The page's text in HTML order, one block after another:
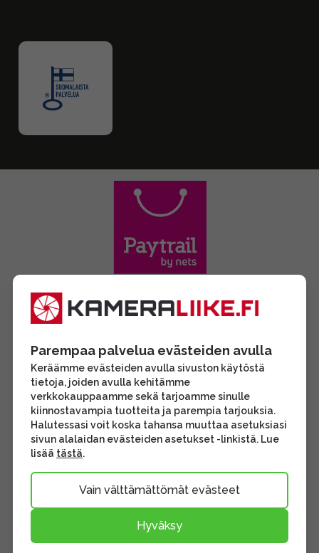
Parempaa palvelua evästeiden avulla
Keräämme evästeiden avulla sivuston käytöstä
tietoja, joiden avulla kehitämme
verkkokauppaamme sekä tarjoamme sinulle
kiinnostavampia tuotteita ja parempia tarjouksia.
Halutessasi voit koska tahansa muuttaa asetuksiasi
sivun alalaidan evästeiden asetukset -linkistä. Lue
lisää tästä.
Vain välttämättömät evästeet
Hyväksy